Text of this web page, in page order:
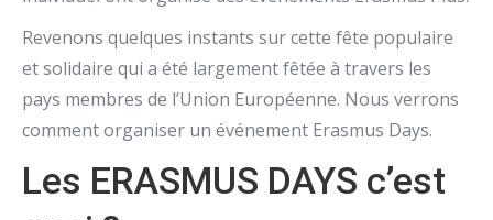
Revenons quelques instants sur cette fête populaire
et solidaire qui a été largement fêtée à travers les
pays membres de l’Union Européenne. Nous verrons
comment organiser un événement Erasmus Days.
Les ERASMUS DAYS c’est